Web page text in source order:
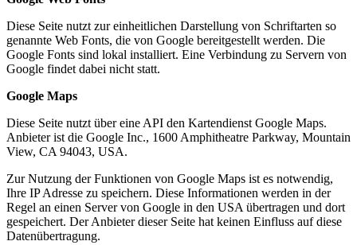
Diese Seite nutzt zur einheitlichen Darstellung von Schriftarten so
genannte Web Fonts, die von Google bereitgestellt werden. Die
Google Fonts sind lokal installiert. Eine Verbindung zu Servern von
Google findet dabei nicht statt.
Google Maps
Diese Seite nutzt über eine API den Kartendienst Google Maps.
Anbieter ist die Google Inc., 1600 Amphitheatre Parkway, Mountain
View, CA 94043, USA.
Zur Nutzung der Funktionen von Google Maps ist es notwendig,
Ihre IP Adresse zu speichern. Diese Informationen werden in der
Regel an einen Server von Google in den USA übertragen und dort
gespeichert. Der Anbieter dieser Seite hat keinen Einfluss auf diese
Datenübertragung.